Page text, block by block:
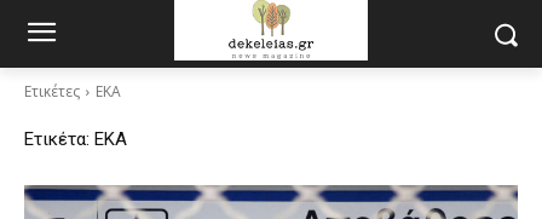
Ετικέτες ΕΚΑ
Ετικέτα: ΕΚΑ